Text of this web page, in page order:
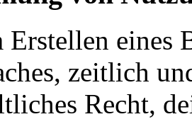
eines
zeitlich
Recht,